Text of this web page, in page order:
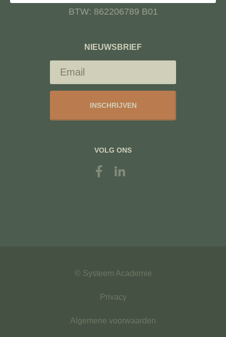
BTW: 862206789 B01
NIEUWSBRIEF
INSCHRIJVEN
VOLG ONS
© Systeem Academie
Privacy
Algemene voorwaarden